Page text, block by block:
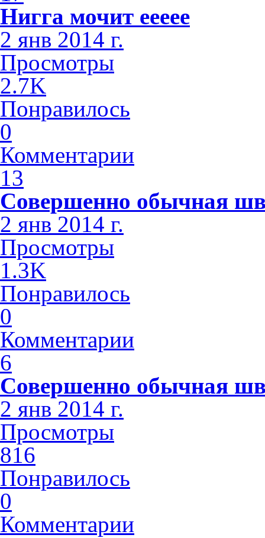
Нигга мочит еееее
2 янв 2014 г.
Просмотры
2.7K
Понравилось
0
Комментарии
13
Совершенно обычная
2 янв 2014 г.
Просмотры
1.3K
Понравилось
0
Комментарии
6
Совершенно обычная
2 янв 2014 г.
Просмотры
816
Понравилось
0
Комментарии